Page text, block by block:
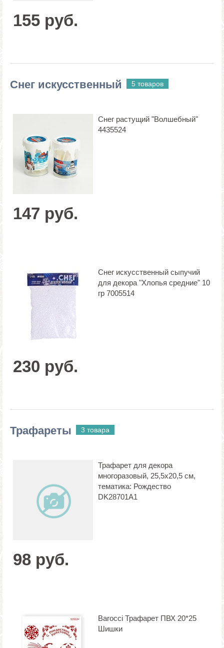
155 руб.
Снег искусственный 5 товаров
Снег растущий "Волшебный"
4435524
147 руб.
Снег искусственный сыпучий
для декора "Хлопья средние" 10
гр 7005514
230 руб.
Трафареты 3 товара
Трафарет для декора
многоразовый, 25,5х20,5 см,
тематика: Рождество
DK28701А1
98 руб.
Barocci Трафарет ПВХ 20*25
Шишки